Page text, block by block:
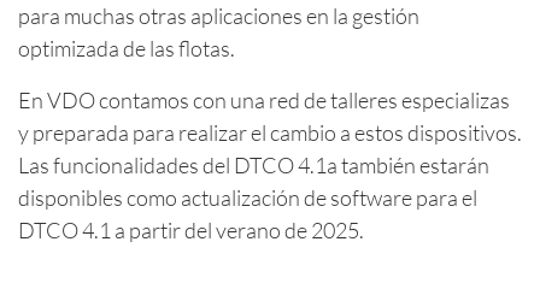
para muchas otras aplicaciones en la gestión
optimizada de las flotas.
En VDO contamos con una red de talleres especializas
y preparada para realizar el cambio a estos dispositivos.
Las funcionalidades del DTCO 4.1a también estarán
disponibles como actualización de software para el
DTCO 4.1 a partir del verano de 2025.